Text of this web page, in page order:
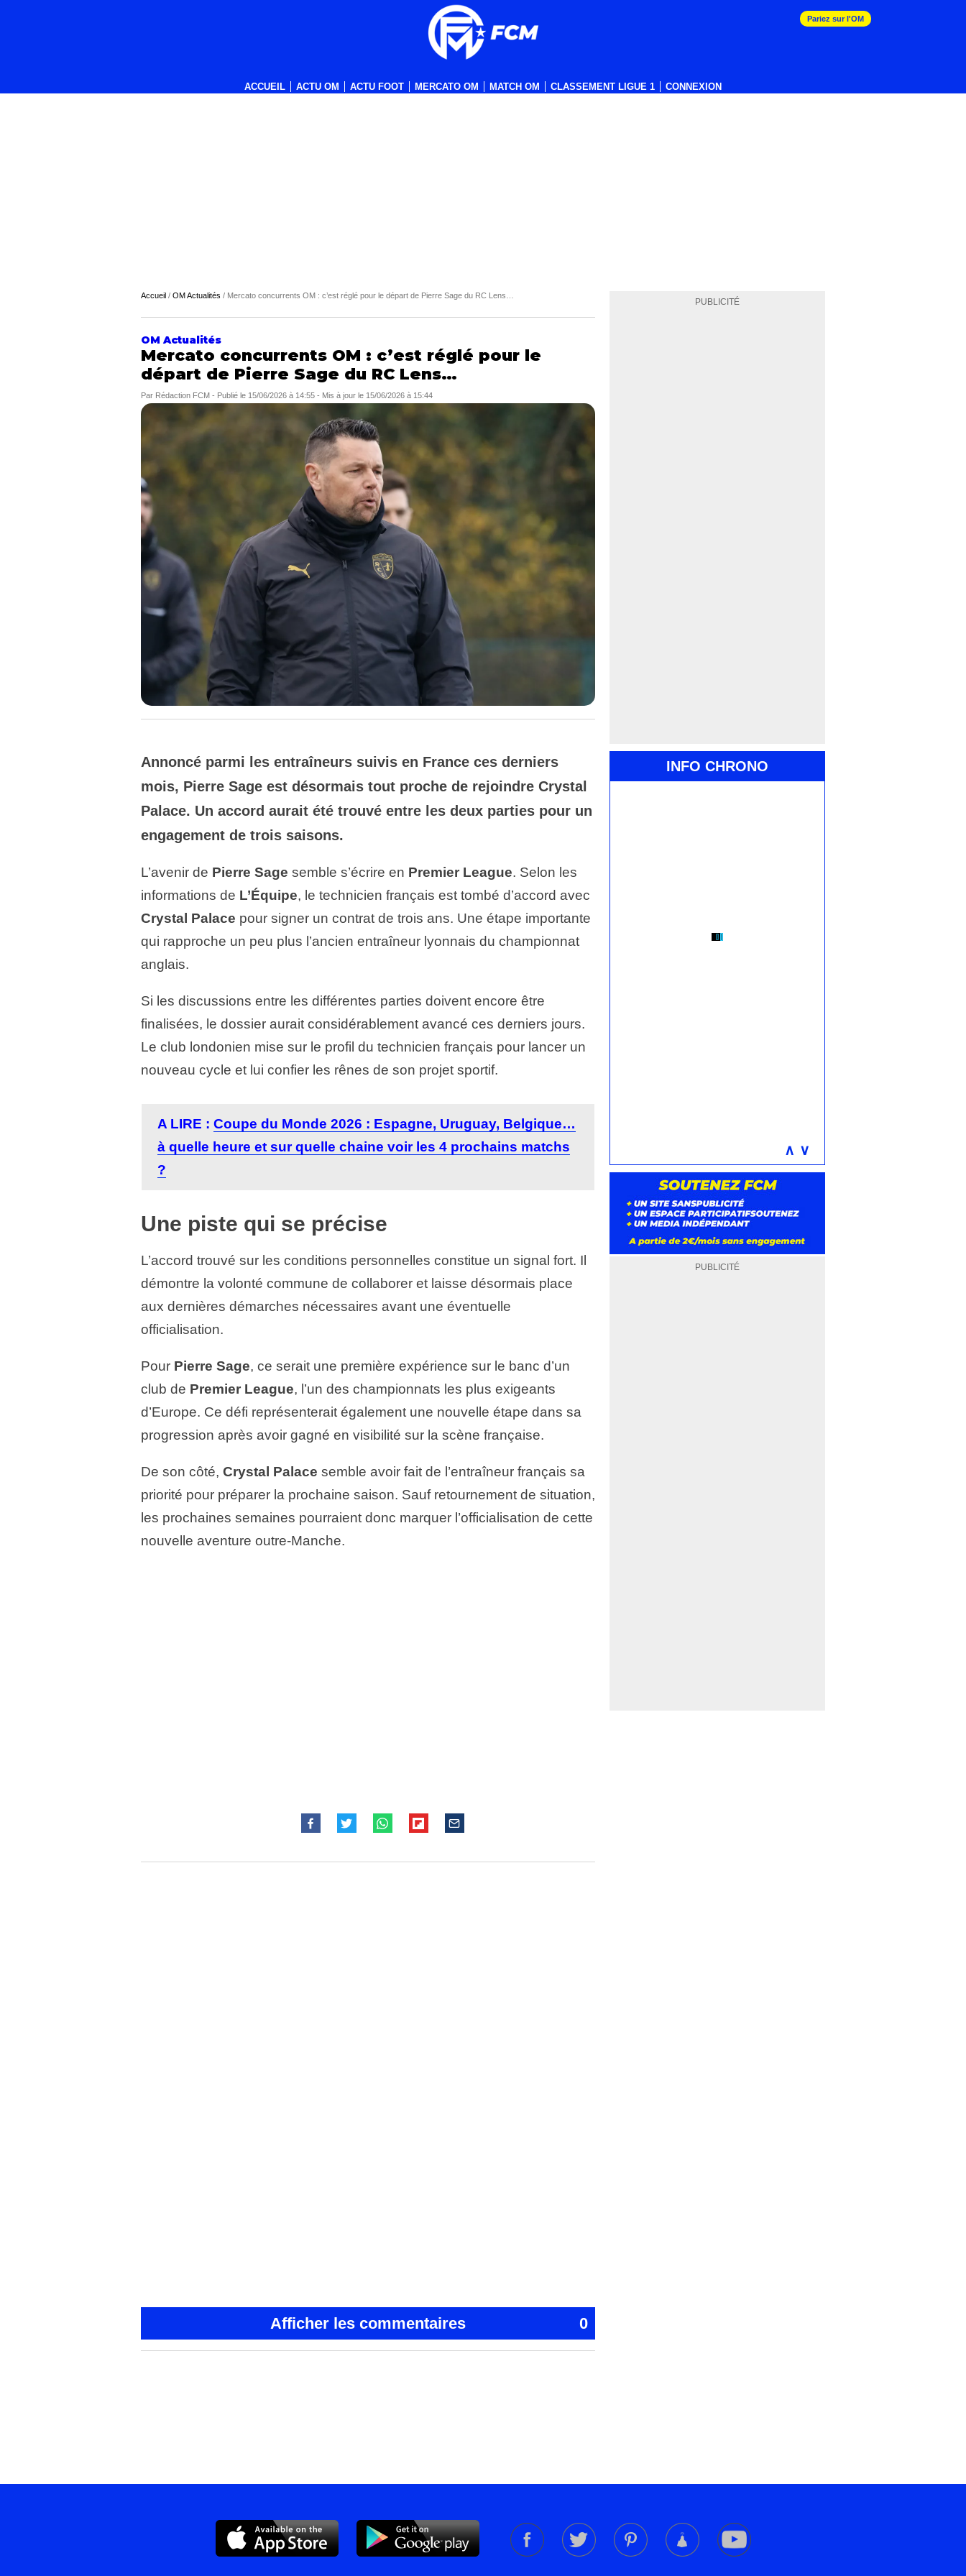
ACCUEIL ACTU OM ACTU FOOT MERCATO OM MATCH OM CLASSEMENT LIGUE 1 CONNEXION
Pariez sur l'OM
PUBLICITÉ
INFO CHRONO
∧ ∨
PUBLICITÉ
Accueil / OM Actualités / Mercato concurrents OM : c’est réglé pour le départ de Pierre Sage du RC Lens…
OM Actualités
Mercato concurrents OM : c’est réglé pour le
départ de Pierre Sage du RC Lens…
Par Rédaction FCM - Publié le 15/06/2026 à 14:55 - Mis à jour le 15/06/2026 à 15:44
Annoncé parmi les entraîneurs suivis en France ces derniers
mois, Pierre Sage est désormais tout proche de rejoindre Crystal
Palace. Un accord aurait été trouvé entre les deux parties pour un
engagement de trois saisons.
L’avenir de Pierre Sage semble s’écrire en Premier League. Selon les
informations de L’Équipe, le technicien français est tombé d’accord avec
Crystal Palace pour signer un contrat de trois ans. Une étape importante
qui rapproche un peu plus l’ancien entraîneur lyonnais du championnat
anglais.
Si les discussions entre les différentes parties doivent encore être
finalisées, le dossier aurait considérablement avancé ces derniers jours.
Le club londonien mise sur le profil du technicien français pour lancer un
nouveau cycle et lui confier les rênes de son projet sportif.
A LIRE : Coupe du Monde 2026 : Espagne, Uruguay, Belgique…
à quelle heure et sur quelle chaine voir les 4 prochains matchs
?
Une piste qui se précise
L’accord trouvé sur les conditions personnelles constitue un signal fort. Il
démontre la volonté commune de collaborer et laisse désormais place
aux dernières démarches nécessaires avant une éventuelle
officialisation.
Pour Pierre Sage, ce serait une première expérience sur le banc d’un
club de Premier League, l’un des championnats les plus exigeants
d’Europe. Ce défi représenterait également une nouvelle étape dans sa
progression après avoir gagné en visibilité sur la scène française.
De son côté, Crystal Palace semble avoir fait de l’entraîneur français sa
priorité pour préparer la prochaine saison. Sauf retournement de situation,
les prochaines semaines pourraient donc marquer l’officialisation de cette
nouvelle aventure outre-Manche.
Afficher les commentaires 0